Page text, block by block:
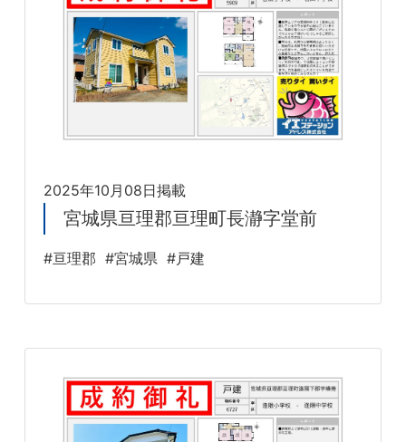
2025年10月08日掲載
宮城県亘理郡亘理町長瀞字堂前
#亘理郡 #宮城県 #戸建